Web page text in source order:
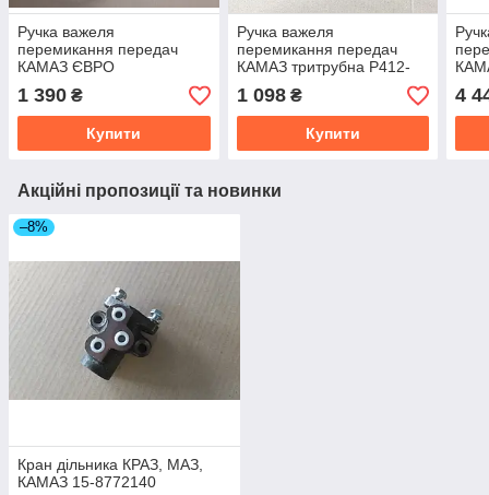
Ручка важеля
перемикання передач
КАМАЗ ЄВРО
(двохтрубна) 412.1703007
1 390 ₴
Купити
Ручка важеля
перемикання передач
КАМАЗ тритрубна Р412-
1703007-10
1 098₴
Купити
4
Акційні пропозиції та новинки
–8%
Кран дільника КРАЗ, МАЗ,
КАМАЗ 15-8772140